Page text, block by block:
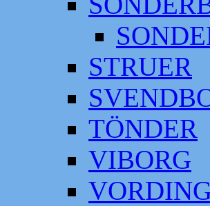
STRUER
TÖNDER
VIBORG